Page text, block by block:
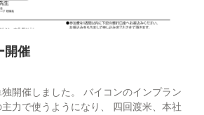
開催
開催しました。 バイコンのインプラン
主力で使うようになり、 四回渡米、本社